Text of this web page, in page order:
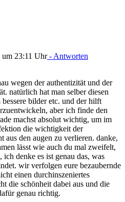
um 23:11 Uhr- Antworten
wegen der authentizität und der
natürlich hat man selber diesen
bilder etc. und der hilft
aber ich finde den
machst absolut wichtig, um im
die wichtigkeit der
aus den augen zu verlieren. danke,
lässt wie auch du mal zweifelt,
ich denke es ist genau das, was
wir verfolgen eure bezaubernde
einen durchinszeniertes
die schönheit dabei aus und die
genau richtig.